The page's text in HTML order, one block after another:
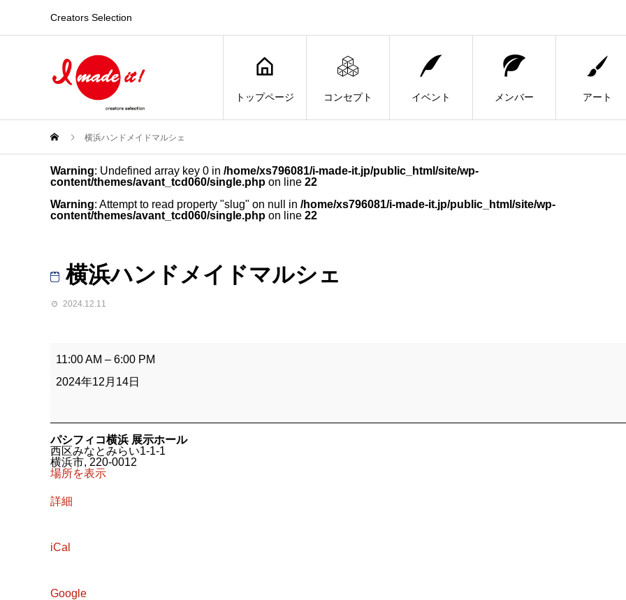
Creators Selection
トップページ コンセプト イベント メンバー アート
横浜ハンドメイドマルシェ
Warning: Undefined array key 0 in /home/xs796081/i-made-it.jp/public_html/site/wp-
content/themes/avant_tcd060/single.php on line 22
Warning: Attempt to read property "slug" on null in /home/xs796081/i-made-it.jp/public_html/site/wp-
content/themes/avant_tcd060/single.php on line 22
横浜ハンドメイドマルシェ
2024.12.11
浜
ン
ド
マ
ル
シ
ェ
11:00 AM – 6:00 PM
2024年12月14日
パシフィコ横浜 展示ホール
西区みなとみらい1-1-1
横浜市, 220-0012
場所を表示
詳細
iCal
Google